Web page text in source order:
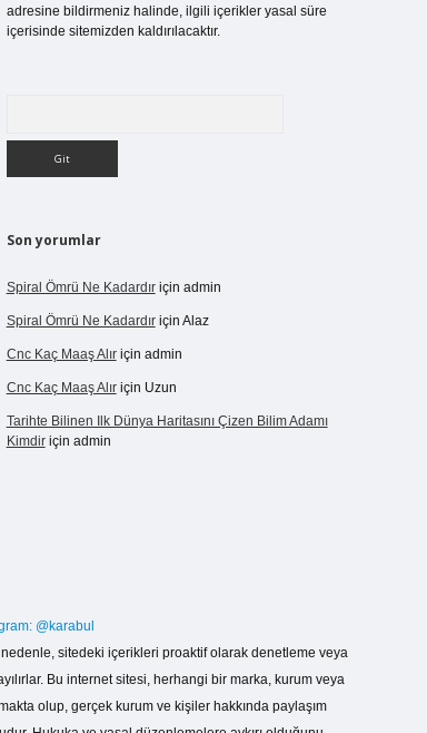
adresine bildirmeniz halinde, ilgili içerikler yasal süre
içerisinde sitemizden kaldırılacaktır.
Son yorumlar
Spiral Ömrü Ne Kadardıriçin admin
Spiral Ömrü Ne Kadardıriçin Alaz
Cnc Kaç Maaş Alıriçin admin
Cnc Kaç Maaş Alıriçin Uzun
Tarihte Bilinen Ilk Dünya Haritasını Çizen Bilim Adamı
Kimdiriçin admin
@karabul
nedenle, sitedeki içerikleri proaktif olarak denetleme veya
Bu internet sitesi, herhangi bir marka, kurum veya
olup, gerçek kurum ve kişiler hakkında paylaşım